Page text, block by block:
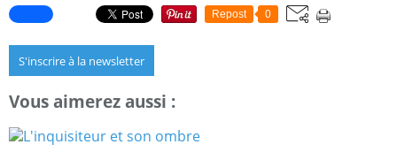
Repost 0
S'inscrire à la newsletter
Vous aimerez aussi :